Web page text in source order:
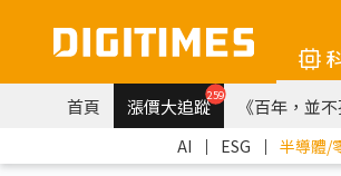
首頁 漲價大追蹤259 《百年，並
AI ｜ ESG ｜ 半導體/